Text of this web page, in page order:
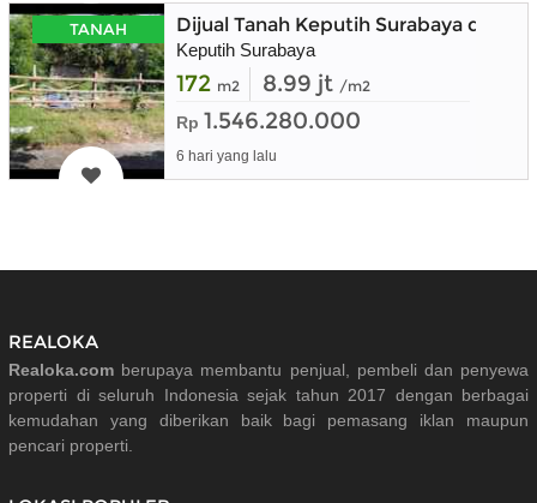
TANAH Dijual Tanah Keputih Surabaya dekat
Keputih Surabaya
172 m2 8.99 jt /m2
Rp 1.546.280.000
6 hari yang lalu
REALOKA
Realoka.com berupaya membantu penjual, pembeli dan penyewa
properti di seluruh Indonesia sejak tahun 2017 dengan berbagai
kemudahan yang diberikan baik bagi pemasang iklan maupun
pencari properti.